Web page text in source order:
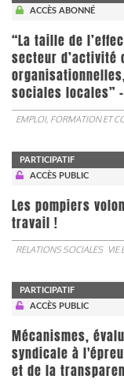
ACCÈS ABONNÉ
“La taille de
secteur d’activité
sociales locales”
EMPLOI, FORMATION ET
PARTICIPATIF
ACCÈS PUBLIC
Les pompiers
travail !
RELATIONS SOCIALES VIE
PARTICIPATIF
ACCÈS PUBLIC
Mécanismes,
syndicale à
et de la